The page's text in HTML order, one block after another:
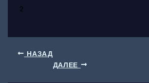
2
НАЗАД
ДАЛЕЕ